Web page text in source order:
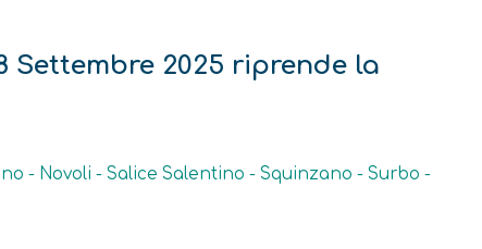
Settembre 2025 riprende la
- Novoli - Salice Salentino - Squinzano - Surbo -